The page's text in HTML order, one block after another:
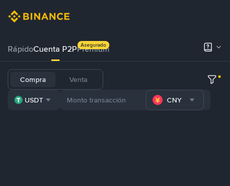
RápidoCuenta P2PPrémium
Asegurado
Compra Venta
USDT CNY